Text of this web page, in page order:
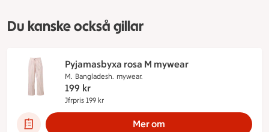
Du kanske också gillar
Pyjamasbyxa rosa M mywear
M. Bangladesh. mywear.
199 kr
Jfrpris 199 kr
Mer om